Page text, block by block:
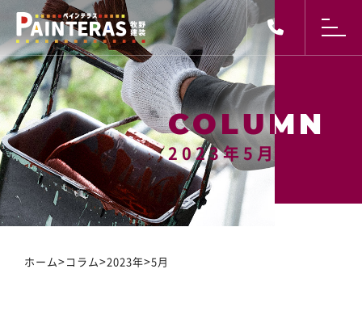
2023年5月
2023年5月
ホーム>コラム>2023年>5月